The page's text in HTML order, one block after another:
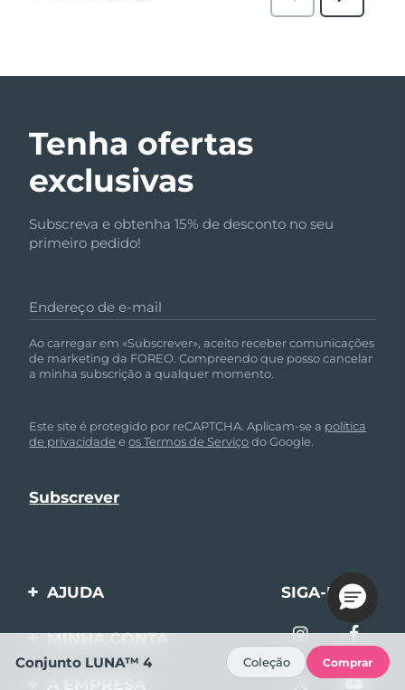
Tenha ofertas
exclusivas
Subscreva e obtenha 15% de desconto no seu
primeiro pedido!
Endereço de e-mail
Ao carregar em «Subscrever», aceito receber comunicações
de marketing da FOREO. Compreendo que posso cancelar
a minha subscrição a qualquer momento.
Este site é protegido por reCAPTCHA. Aplicam-se a política
de privacidade eos Termos de Serviçodo Google.
AJUDA
Entre em contato
Encomendas & Envios
SIGA-NOS
MINHA CONTA
Registro de produto
Conjunto LUNA™ 4 Coleção Comprar